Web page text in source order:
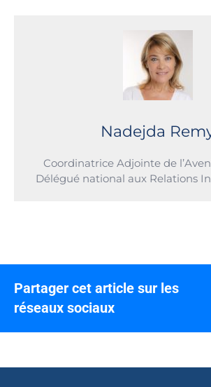
Nadejda
Coordinatrice Adjointe de
Délégué national aux Relations
Partager cet article sur les
réseaux sociaux